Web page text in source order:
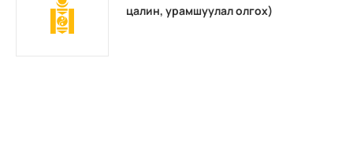
цалин, урамшуулал олгох)